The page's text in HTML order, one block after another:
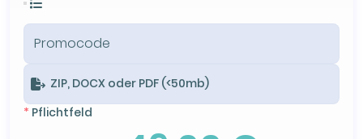
ZIP, DOCX oder PDF (<50mb)
* Pflichtfeld